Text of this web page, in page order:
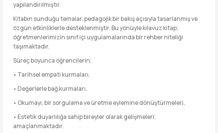
yapılandırılmıştır.
Kitabın sunduğu temalar, pedagojik bir bakış açısıyla tasarlanmış ve
özgün etkinliklerle desteklenmiştir. Bu yönüyle kılavuz kitap;
öğretmenlerimizin sınıf içi uygulamalarında bir rehber niteliği
taşımaktadır.
Süreç boyunca öğrencilerin;
• Tarihsel empati kurmaları,
• Değerlerle bağ kurmaları,
• Okumayı, bir sorgulama ve üretme eylemine dönüştürmeleri,
• Estetik duyarlılığa sahip bireyler olarak gelişmeleri;
amaçlanmaktadır.